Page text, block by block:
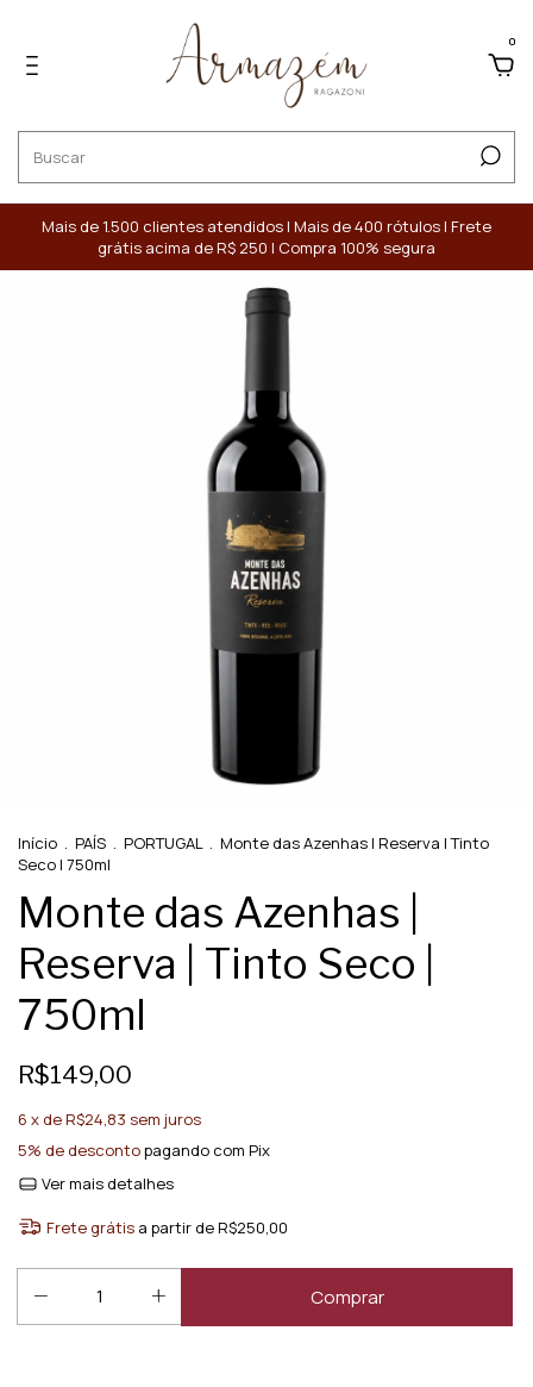
0
Mais de 1.500 clientes atendidos | Mais de 400 rótulos | Frete
grátis acima de R$ 250 | Compra 100% segura
Início . PAÍS . PORTUGAL . Monte das Azenhas | Reserva | Tinto
Seco | 750ml
Monte das Azenhas |
Reserva | Tinto Seco |
750ml
R$149,00
6 x deR$24,83 sem juros
5% de descontopagando com Pix
Ver mais detalhes
Frete grátis a partir deR$250,00